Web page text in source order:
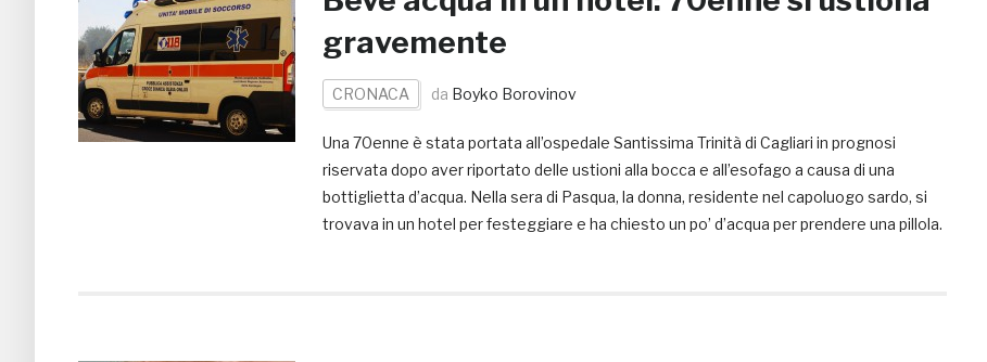
gravemente
CRONACA da Boyko Borovinov
Una 70enne è stata portata all’ospedale Santissima Trinità di Cagliari in prognosi
riservata dopo aver riportato delle ustioni alla bocca e all’esofago a causa di una
bottiglietta d’acqua. Nella sera di Pasqua, la donna, residente nel capoluogo sardo, si
trovava in un hotel per festeggiare e ha chiesto un po’ d’acqua per prendere una pillola.